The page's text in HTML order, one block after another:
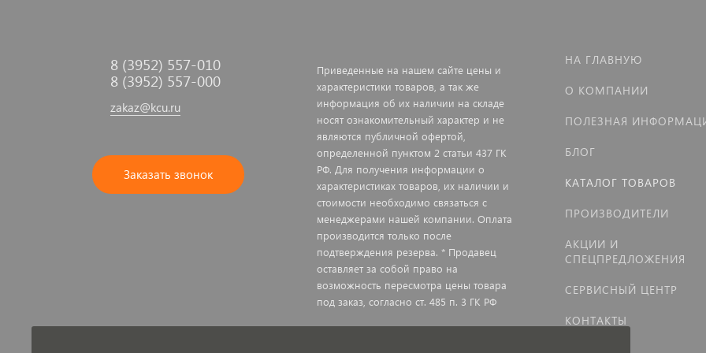
8 (3952) 557-010
8 (3952) 557-000
zakaz@kcu.ru
Заказать звонок
Приведенные на нашем сайте цены и
характеристики товаров, а так же
информация об их наличии на складе
носят ознакомительный характер и не
являются публичной офертой,
определенной пунктом 2 статьи 437 ГК
РФ. Для получения информации о
характеристиках товаров, их наличии и
стоимости необходимо связаться с
менеджерами нашей компании. Оплата
производится только после
подтверждения резерва. * Продавец
оставляет за собой право на
возможность пересмотра цены товара
под заказ, согласно ст. 485 п. 3 ГК РФ
НА ГЛАВНУЮ
О КОМПАНИИ
ПОЛЕЗНАЯ
БЛОГ
КАТАЛОГ ТОВАРОВ
ПРОИЗВОДИТЕЛИ
АКЦИИ И
СПЕЦПРЕДЛОЖЕНИЯ
СЕРВИСНЫЙ ЦЕНТР
КОНТАКТЫ